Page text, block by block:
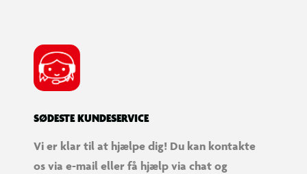
SØDESTE KUNDESERVICE
Vi er klar til at hjælpe dig! Du kan kontakte
os via e-mail eller få hjælp via chat og